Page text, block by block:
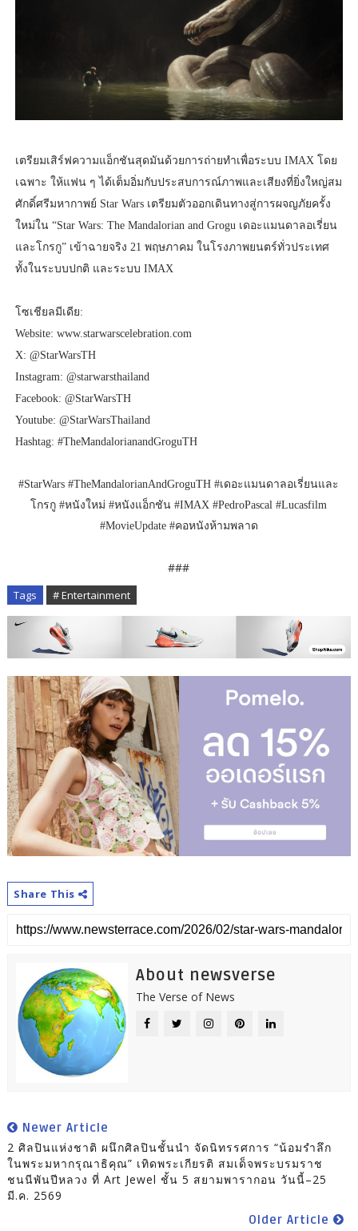
เตรียมเสิร์ฟความแอ็กชันสุดมันด้วยการถ่ายทำเพื่อระบบ IMAX โดย
เฉพาะ ให้แฟน ๆ ได้เต็มอิ่มกับประสบการณ์ภาพและเสียงที่ยิ่งใหญ่สม
ศักดิ์ศรีมหากาพย์ Star Wars เตรียมตัวออกเดินทางสู่การผจญภัยครั้ง
ใหม่ใน “Star Wars: The Mandalorian and Grogu เดอะแมนดาลอเรี่ยน
และโกรกู” เข้าฉายจริง 21 พฤษภาคม ในโรงภาพยนตร์ทั่วประเทศ
ทั้งในระบบปกติ และระบบ IMAX
โซเชียลมีเดีย:
Website: www.starwarscelebration.com
X: @StarWarsTH
Instagram: @starwarsthailand
Facebook: @StarWarsTH
Youtube: @StarWarsThailand
Hashtag: #TheMandalorianandGroguTH
#StarWars #TheMandalorianAndGroguTH #เดอะแมนดาลอเรี่ยนและ
โกรกู #หนังใหม่ #หนังแอ็กชัน #IMAX #PedroPascal #Lucasfilm
#MovieUpdate #คอหนังห้ามพลาด
###
Tags # Entertainment
Share This
About newsverse
The Verse of News
Newer Article
2 ศิลปินแห่งชาติ ผนึกศิลปินชั้นนำ จัดนิทรรศการ “น้อมรำลึก
ในพระมหากรุณาธิคุณ” เทิดพระเกียรติ สมเด็จพระบรมราช
ชนนีพันปีหลวง ที่ Art Jewel ชั้น 5 สยามพารากอน วันนี้–25
มี.ค. 2569
Older Article